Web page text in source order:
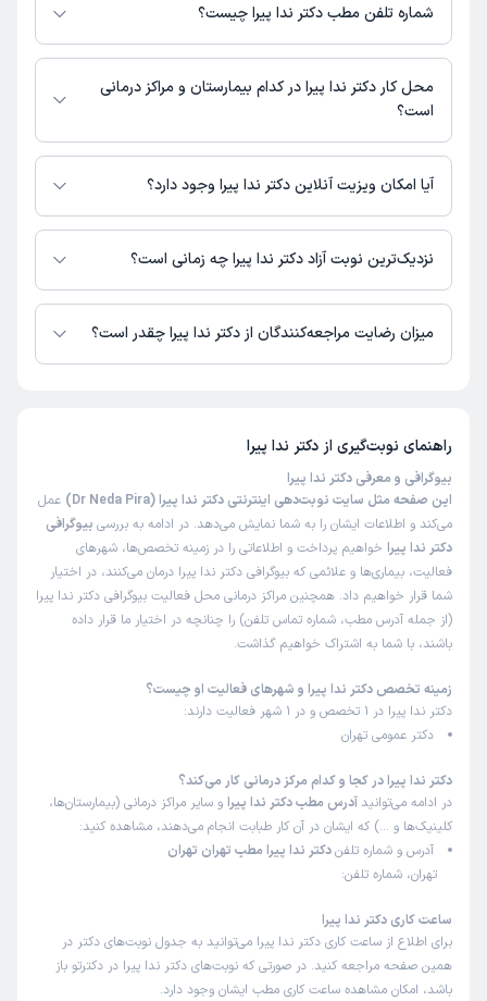
تهران
شماره تلفن مطب دکتر ندا پیرا چیست؟
مطب تهران : شماره تماس مطب دکتر ندا پیرا در حال حاضر در این صفحه
ثبت نشده است.
محل کار دکتر ندا پیرا در کدام بیمارستان و مراکز درمانی
است؟
اطلاعاتی درباره محل فعالیت دکتر ندا پیرا در مراکز درمانی در دسترس نیست.
آیا امکان ویزیت آنلاین دکتر ندا پیرا وجود دارد؟
در حال حاضر اطلاعاتی درباره ارائه ویزیت آنلاین توسط دکتر ندا پیرا در دسترس
نیست. برای دریافت اطلاعات دقیق‌تر، لطفاً با مطب تماس بگیرید.
نزدیک‌ترین نوبت آزاد دکتر ندا پیرا چه زمانی است؟
زمان نوبت‌دهی و پذیرش بیماران با هماهنگی مطب مشخص می‌شود.
میزان رضایت مراجعه‌کنندگان از دکتر ندا پیرا چقدر است؟
راهنمای نوبت‌گیری از دکتر ندا پیرا
بیوگرافی و معرفی دکتر ندا پیرا
این صفحه مثل سایت نوبت‌دهی اینترنتی دکتر ندا پیرا (Dr Neda Pira)
عمل
می‌کند و اطلاعات ایشان را به شما نمایش می‌دهد. در ادامه به بررسی بیوگرافی
دکتر ندا پیرا خواهیم پرداخت و اطلاعاتی را در زمینه تخصص‌ها، شهرهای
فعالیت، بیماری‌ها و علائمی که بیوگرافی دکتر ندا پیرا درمان می‌کنند، در اختیار
شما قرار خواهیم داد. همچنین مراکز درمانی محل فعالیت بیوگرافی دکتر ندا پیرا
(از جمله آدرس مطب، شماره تماس تلفن) را چنانچه در اختیار ما قرار داده
باشند، با شما به اشتراک خواهیم گذاشت.
زمینه تخصص دکتر ندا پیرا و شهرهای فعالیت او چیست؟
دکتر ندا پیرا در 1 تخصص و در 1 شهر فعالیت دارند:
دکتر عمومی تهران
دکتر ندا پیرا در کجا و کدام مرکز درمانی کار می‌کند؟
در ادامه می‌توانید آدرس مطب دکتر ندا پیرا و سایر مراکز درمانی (بیمارستان‌ها،
کلینیک‌ها و …) که ایشان در آن کار طبابت انجام می‌دهند، مشاهده کنید:
آدرس و شماره تلفندکتر ندا پیرا مطب تهران تهران
تهران، شماره تلفن:
ساعت کاری دکتر ندا پیرا
برای اطلاع از ساعت کاری دکتر ندا پیرا می‌توانید به جدول نوبت‌های دکتر در
همین صفحه مراجعه کنید. در صورتی که نوبت‌های دکتر ندا پیرا در دکترتو باز
باشد، امکان مشاهده ساعت کاری مطب ایشان وجود دارد.